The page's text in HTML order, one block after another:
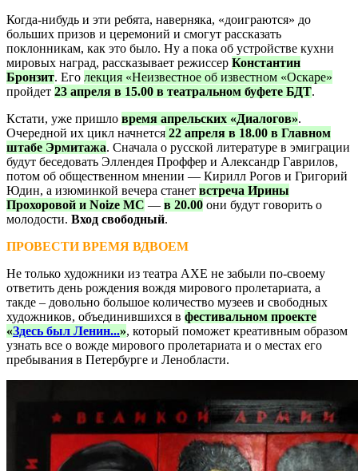
Когда-нибудь и эти ребята, наверняка, «доиграются» до
больших призов и церемоний и смогут рассказать
поклонникам, как это было. Ну а пока об устройстве кухни
мировых наград, рассказывает режиссер Константин
Бронзит. Его лекция «Неизвестное об известном «Оскаре»
пройдет 23 апреля в 15.00 в театральном буфете БДТ.
Кстати, уже пришло время апрельских «Диалогов».
Очередной их цикл начнется 22 апреля в 18.00 в Главном
штабе Эрмитажа. Сначала о русской литературе в эмиграции
будут беседовать Эллендея Проффер и Александр Гаврилов,
потом об общественном мнении — Кирилл Рогов и Григорий
Юдин, а изюминкой вечера станет встреча Ирины
Прохоровой и Noize MC — в 20.00 они будут говорить о
молодости. Вход свободный.
ПРОВЕСТИ ВРЕМЯ ВДВОЕМ
Не только художники из театра АХЕ не забыли по-своему
ответить день рождения вождя мирового пролетариата, а
такде – довольно большое количество музеев и свободных
художников, объединившихся в фестивальном проекте
«Здесь был Ленин...», который поможет креативным образом
узнать все о вожде мирового пролетариата и о местах его
пребывания в Петербурге и Ленобласти.